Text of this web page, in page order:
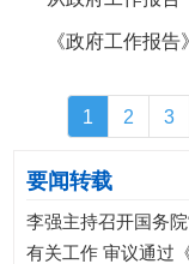
《政府工作报
1 2 3
要闻转载
李强主持召开国务
有关工作 审议通过